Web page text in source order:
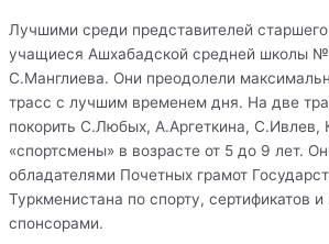
Лучшими среди представителей старшего
учащиеся Ашхабадской средней школы №
С.Манглиева. Они преодолели
трасс с лучшим временем дня. На две
покорить С.Любых, А.Аргеткина, С.Ивлев,
«спортсмены» в возрасте от 5 до 9 лет.
обладателями Почетных грамот
Туркменистана по спорту, сертификатов
спонсорами.